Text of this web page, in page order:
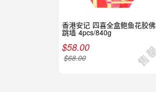
香港安记 四喜全盒鲍鱼花胶佛
跳墙 4pcs/840g
$58.00
$68.00